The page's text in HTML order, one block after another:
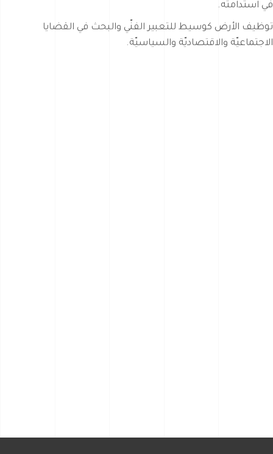
في استدامته.
توظيف الأرض كوسيط للتعبير الفنّي والبحث في القضايا
الاجتماعيّة والاقتصاديّة والسياسيّة.